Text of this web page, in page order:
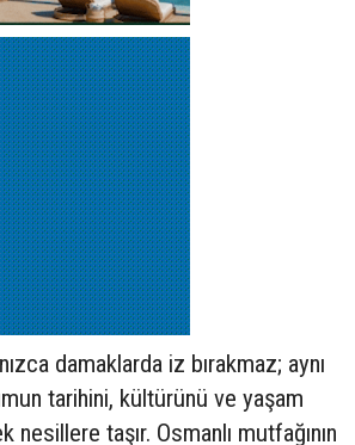
damaklarda iz bırakmaz; aynı
tarihini, kültürünü ve yaşam
taşır. Osmanlı mutfağının